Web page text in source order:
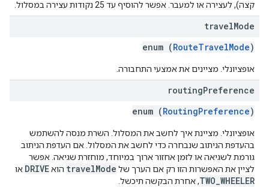
קצה), לעצירה או למעבר. אפשר להוסיף עד 25 נקודות עצירה במסלול.
travelMode
enum (RouteTravelMode)
אופציונלי. מציינים את אמצעי התחבורה.
routingPreference
enum (RoutingPreference)
אופציונלי. מציינת איך לחשב את המסלול. השרת מנסה להשתמש
בהעדפת הניתוב שנבחרה כדי לחשב את המסלול. אם העדפת הניתוב
גורמת לשגיאה או לזמן אחזור ארוך במיוחד, מוחזרת שגיאה. אפשר
לציין את האפשרות הזו רק אם הערך של travelMode הואDRIVE או
TWO_WHEELER, אחרת הבקשה תיכשל.